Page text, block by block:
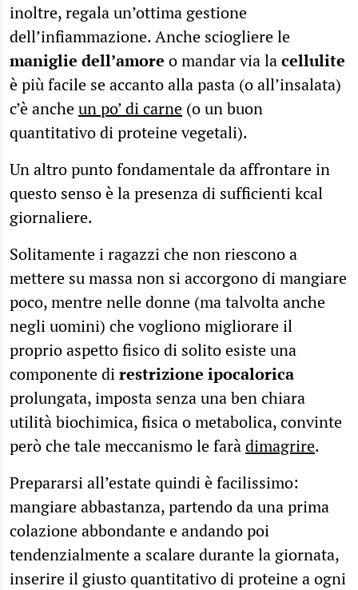
inoltre, regala un’ottima gestione
dell’infiammazione. Anche sciogliere le
maniglie dell’amore o mandar via lacellulite
è più facile se accanto alla pasta (o all’insalata)
c’è ancheun po’ di carne (o un buon
quantitativo di proteine vegetali).
Un altro punto fondamentale da affrontare in
questo senso è la presenza di sufficienti kcal
giornaliere.
Solitamente i ragazzi che non riescono a
mettere su massa non si accorgono di mangiare
poco, mentre nelle donne (ma talvolta anche
negli uomini) che vogliono migliorare il
proprio aspetto fisico di solito esiste una
componente direstrizione ipocalorica
prolungata, imposta senza una ben chiara
utilità biochimica, fisica o metabolica, convinte
però che tale meccanismo le faràdimagrire.
Prepararsi all’estate quindi è facilissimo:
mangiare abbastanza, partendo da una prima
colazione abbondante e andando poi
tendenzialmente a scalare durante la giornata,
inserire il giusto quantitativo di proteine a ogni